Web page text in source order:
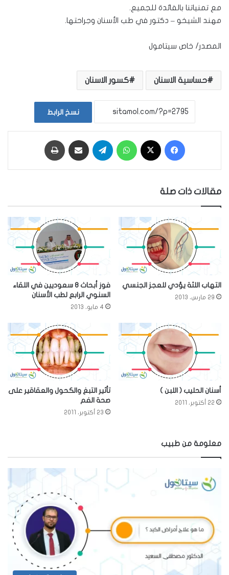
مع تمنياتنا بالفائدة للجميع.
مهند الشيخو – دكتور في طب الأسنان وجراحتها.
المصدر/ خاص سيتامول
حساسية الاسنان كسور الاسنان
نسخ الرابط
مقالات ذات صلة
التهاب اللثة يؤدي للعجز الجنسي
29 مارس، 2013
فوز أبحاث 8 سعوديين في اللقاء
السنوي الرابع لطب الأسنان
4 مايو، 2013
أسنان الحليب ( اللبن )
22 أكتوبر، 2011
تأثير التبغ والكحول والعقاقير على
صحة الفم
23 أكتوبر، 2011
معلومة من طبيب